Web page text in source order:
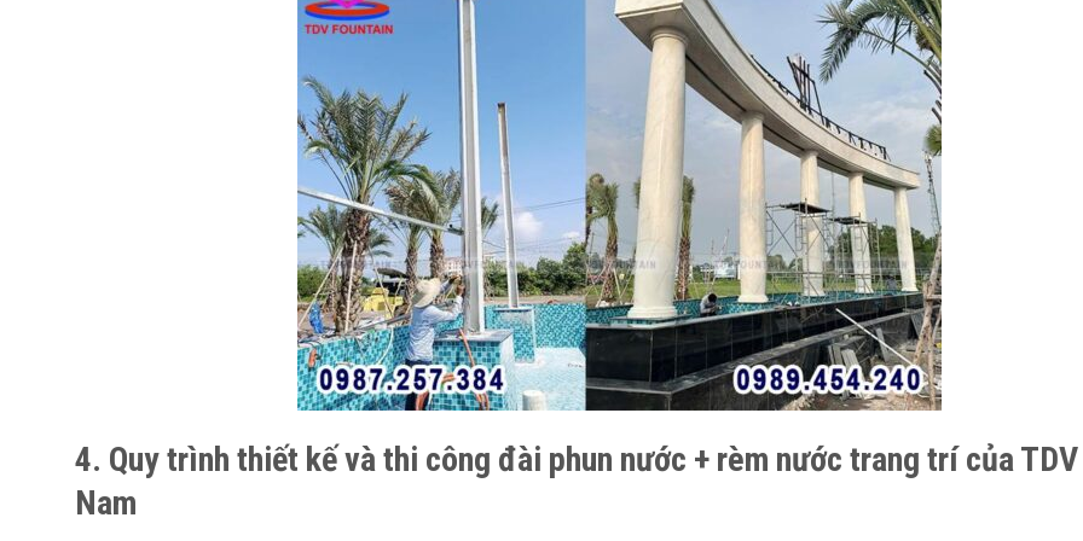
4. Quy trình thiết kế và thi công đài phun nước + rèm nước trang trí của
Nam